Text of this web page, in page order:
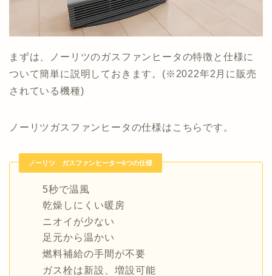
まずは、ノーリツのガスファンヒータの特徴と仕様に
ついて簡単に説明しておきます。 (※2022年2月に販売
されている機種)
ノーリツガスファンヒータの仕様はこちらです。
ノーリツ ガスファンヒーター6つの仕様
5秒で温風
乾燥しにくい暖房
ニオイが少ない
足元から温かい
燃料補給の手間が不要
ガス栓は新設、増設可能